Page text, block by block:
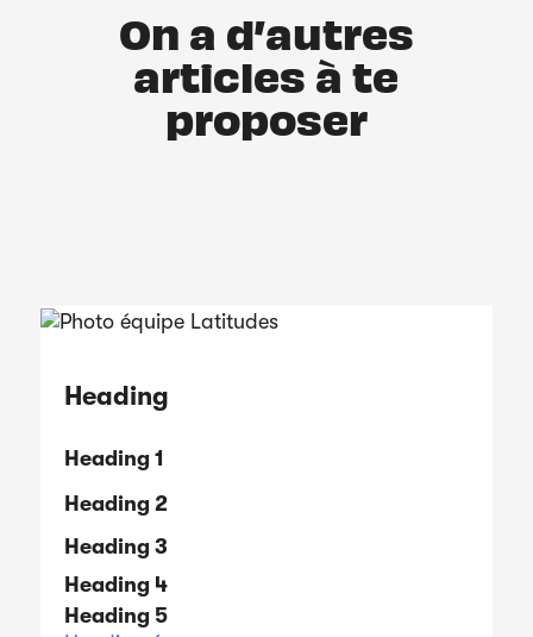
On a d’autres
articles à te
proposer
Heading
Heading 1
Heading 2
Heading 3
Heading 4
Heading 5